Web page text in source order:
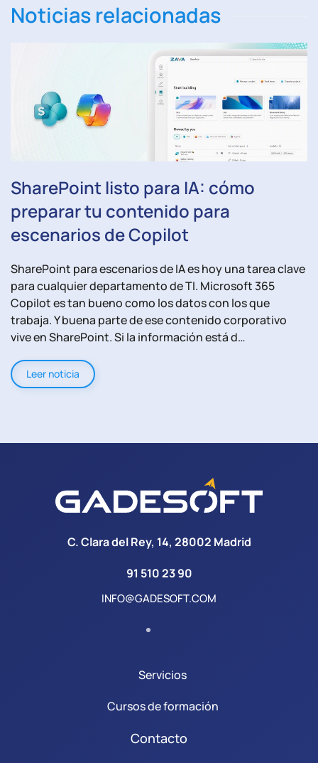
Noticias relacionadas
SharePoint listo para IA: cómo
preparar tu contenido para
escenarios de Copilot
SharePoint para escenarios de IA es hoy una tarea clave
para cualquier departamento de TI. Microsoft 365
Copilot es tan bueno como los datos con los que
trabaja. Y buena parte de ese contenido corporativo
vive en SharePoint. Si la información está d…
Leer noticia
C. Clara del Rey, 14, 28002 Madrid
91 510 23 90
INFO@GADESOFT.COM
Servicios
Cursos de formación
Contacto